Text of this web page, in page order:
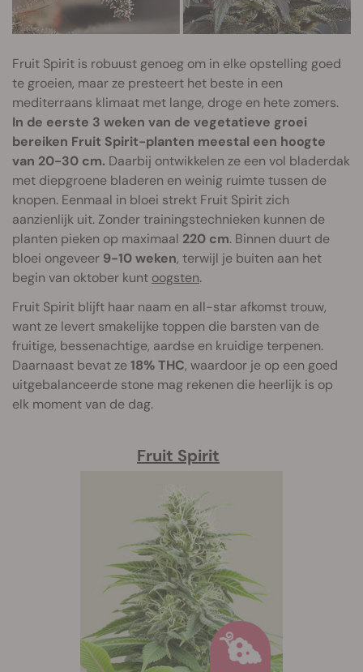
Fruit Spirit is robuust genoeg om in elke opstelling goed
te groeien, maar ze presteert het beste in een
mediterraans klimaat met lange, droge en hete zomers.
In de eerste 3 weken van de vegetatieve groei
bereiken Fruit Spirit-planten meestal een hoogte
van 20-30 cm. Daarbij ontwikkelen ze een vol bladerdak
met diepgroene bladeren en weinig ruimte tussen de
knopen. Eenmaal in bloei strekt Fruit Spirit zich
aanzienlijk uit. Zonder trainingstechnieken kunnen de
planten pieken op maximaal 220 cm. Binnen duurt de
bloei ongeveer 9-10 weken, terwijl je buiten aan het
begin van oktober kunt oogsten.
Fruit Spirit blijft haar naam en all-star afkomst trouw,
want ze levert smakelijke toppen die barsten van de
fruitige, bessenachtige, aardse en kruidige terpenen.
Daarnaast bevat ze18% THC, waardoor je op een goed
uitgebalanceerde stone mag rekenen die heerlijk is op
elk moment van de dag.
Fruit Spirit